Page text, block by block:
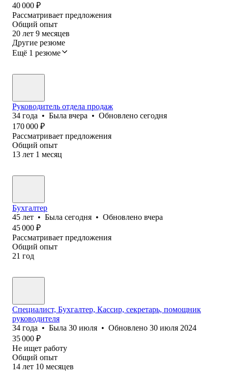
40 000 ₽
Рассматривает предложения
Общий опыт
20 лет 9 месяцев
Другие резюме
Ещё 1 резюме
Руководитель отдела продаж
34 года • Была вчера • Обновлено сегодня
170 000 ₽
Рассматривает предложения
Общий опыт
13 лет 1 месяц
Бухгалтер
45 лет • Была сегодня • Обновлено вчера
45 000 ₽
Рассматривает предложения
Общий опыт
21 год
Специалист, Бухгалтер, Кассир, секретарь, помощник
руководителя
34 года • Была 30 июля • Обновлено 30 июля 2024
35 000 ₽
Не ищет работу
Общий опыт
14 лет 10 месяцев